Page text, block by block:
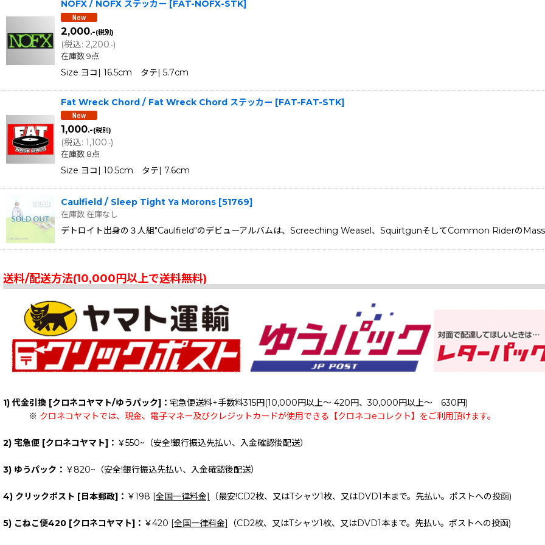
NOFX / NOFX ステッカー [FAT-NOFX-STK]
2,000.-(税別)
(税込: 2,200.-)
在庫数 9点
Size ヨコ| 16.5cm タテ| 5.7cm
Fat Wreck Chord / Fat Wreck Chord ステッカー [FAT-FAT-STK]
1,000.-(税別)
(税込: 1,100.-)
在庫数 8点
Size ヨコ| 10.5cm タテ| 7.6cm
Caulfield / Sleep Tight Ya Morons [51769]
在庫数 在庫なし
デトロイト出身の３人組"Caulfield"のデビューアルバムは、Screeching Weasel、SquirtgunそしてCommon Riderの
送料/配送方法(10,000円以上で送料無料)
1) 代金引換 [クロネコヤマト/ゆうパック]： 宅急便送料+手数料315円(10,000円以上～ 420円、30,000円以上～ 630円)
※ クロネコヤマトでは、現金、電子マネー及びクレジットカードが使用できる【クロネコeコレクト】をご利用頂けます。
2) 宅急便 [クロネコヤマト]： ￥550~（安全!銀行振込先払い、入金確認後配送）
3) ゆうパック： ￥820~（安全!銀行振込先払い、入金確認後配送）
4) クリックポスト [日本郵政]： ￥198 [全国一律料金] （最安!CD2枚、又はTシャツ1枚、又はDVD1本まで。先払い。ポストへの投函)
5) こねこ便420 [クロネコヤマト]： ￥420 [全国一律料金] （CD2枚、又はTシャツ1枚、又はDVD1本まで。先払い。ポストへの投函)